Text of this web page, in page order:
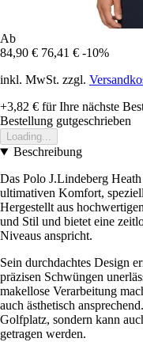
Ab
84,90 € 76,41 € -10%
inkl. MwSt. zzgl.
+3,82 € für Ihre nächste
Bestellung gutgeschrieben
Loading...
Beschreibung
Das Polo J.Lindeberg
ultimativen Komfort,
Hergestellt aus
und Stil und bietet eine
Niveaus anspricht.
Sein durchdachtes Design
präzisen Schwüngen
makellose Verarbeitung
auch ästhetisch
Golfplatz, sondern kann
getragen werden.